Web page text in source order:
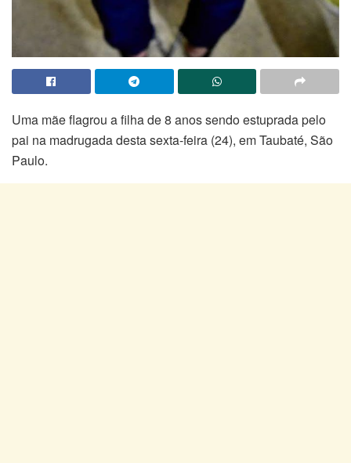
Uma mãe flagrou a filha de 8 anos sendo estuprada pelo
pai na madrugada desta sexta-feira (24), em Taubaté, São
Paulo.